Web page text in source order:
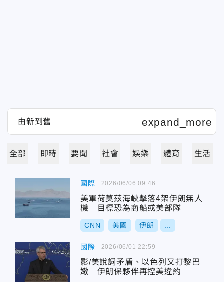
全部 即時 要聞 社會 娛樂 體育 生活
國際
美軍荷莫茲海峽擊落4架伊朗無人
機 目標恐為商船或美部隊
CNN 美國 伊朗
2026/06/06 09:46
國際
影/美說詞矛盾、以色列又打黎巴
嫩 伊朗保夥伴再控美違約
2026/06/01 22:59